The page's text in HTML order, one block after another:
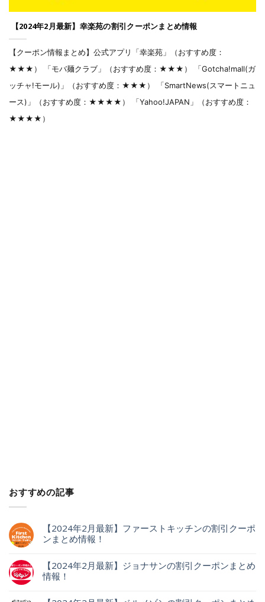
【2024年2月最新】幸楽苑の割引クーポンまとめ情報
【クーポン情報まとめ】公式アプリ「幸楽苑」（おすすめ度：
★★★） 「モバ麺クラブ」（おすすめ度：★★★） 「Gotcha!mall(ガ
ッチャ!モール)」（おすすめ度：★★★） 「SmartNews(スマートニュ
ース)」（おすすめ度：★★★★） 「Yahoo!JAPAN」（おすすめ度：
★★★★）
おすすめの記事
【2024年2月最新】ファーストキッチンの割引クーポ
ンまとめ情報！
【2024年2月最新】ジョナサンの割引クーポンまとめ
情報！